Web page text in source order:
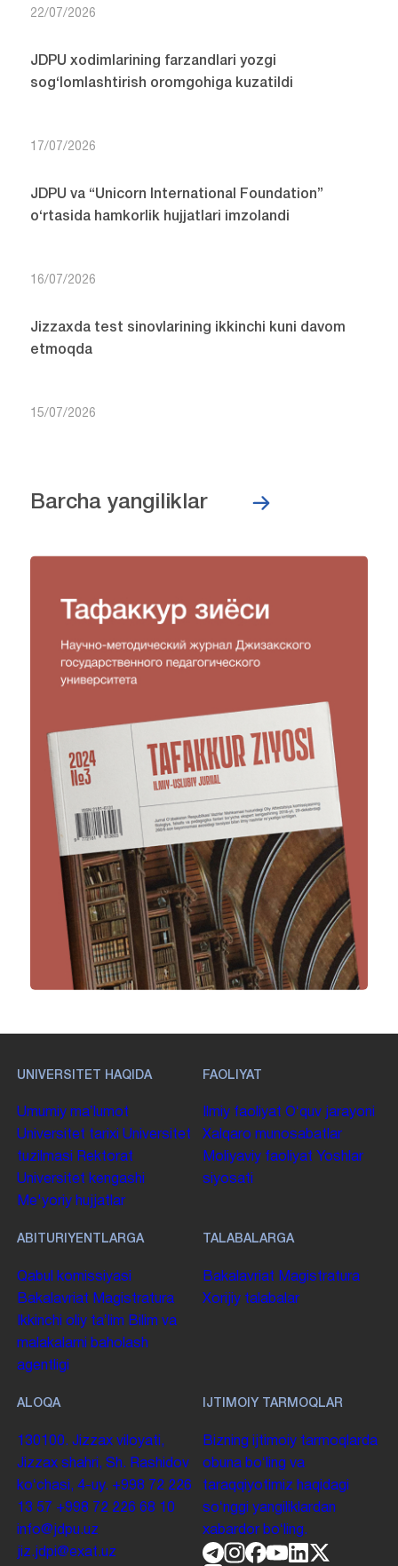
22/07/2026
JDPU xodimlarining farzandlari yozgi
sog‘lomlashtirish oromgohiga kuzatildi
17/07/2026
JDPU va “Unicorn International Foundation”
o‘rtasida hamkorlik hujjatlari imzolandi
16/07/2026
Jizzaxda test sinovlarining ikkinchi kuni davom
etmoqda
15/07/2026
Barcha yangiliklar
UNIVERSITET HAQIDA
Umumiy maʼlumot
Universitet tarixi Universitet
tuzilmasi
Rektorat
Universitet kengashi
Me'yoriy hujjatlar
FAOLIYAT
Ilmiy faoliyat Oʻquv jarayoni
Xalqaro munosabatlar
Moliyaviy faoliyat Yoshlar
siyosati
ABITURIYENTLARGA
Qabul komissiyasi
Bakalavriat Magistratura
Ikkinchi oliy taʼlim Bilim va
malakalarni baholash
agentligi
TALABALARGA
Bakalavriat Magistratura
Xorijiy talabalar
ALOQA
130100. Jizzax viloyati,
Jizzax shahri, Sh. Rashidov
koʻchasi, 4-uy. +998 72 226
13 57 +998 72 226 68 10
info@jdpu.uz
jiz.jdpi@exat.uz
IJTIMOIY TARMOQLAR
Bizning ijtimoiy tarmoqlarda
obuna boʻling va
taraqqiyotimiz haqidagi
soʻnggi yangiliklardan
xabardor boʻling.